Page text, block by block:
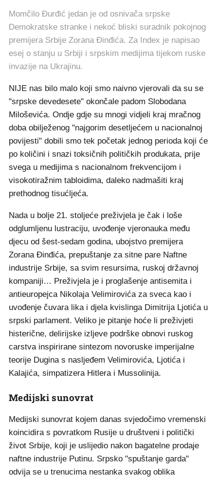
Momčilo Đurđić jedan je od osnivača srpske
Demokratske stranke i nekoć bliski suradnik pokojnog
premijera Srbije Zorana Đinđića. Za Index je napisao
esej o stanju u Srbiji i srpskim medijima tijekom ruske
invazije na Ukrajinu.
NIJE nas bilo malo koji smo naivno vjerovali da su se
"srpske devedesete" okončale padom Slobodana
Miloševića. Ondje gdje su mnogi vidjeli kraj mračnog
doba obilježenog "najgorim desetljećem u nacionalnoj
povijesti" dobili smo tek početak jednog perioda koji će
po količini i snazi toksičnih političkih produkata, prije
svega u medijima s nacionalnom frekvencijom i
visokotiražnim tabloidima, daleko nadmašiti kraj
prethodnog tisućljeća.
Nada u bolje 21. stoljeće preživjela je čak i loše
odglumljenu lustraciju, uvođenje vjeronauka među
djecu od šest-sedam godina, ubojstvo premijera
Zorana Đinđića, prepuštanje za sitne pare Naftne
industrije Srbije, sa svim resursima, ruskoj državnoj
kompaniji… Preživjela je i proglašenje antisemita i
antieuropejca Nikolaja Velimirovića za sveca kao i
uvođenje čuvara lika i djela kvislinga Dimitrija Ljotića u
srpski parlament. Veliko je pitanje hoće li preživjeti
histerične, delirijske izljeve podrške obnovi ruskog
carstva inspirirane sintezom novoruske imperijalne
teorije Dugina s nasljeđem Velimirovića, Ljotića i
Kalajića, simpatizera Hitlera i Mussolinija.
Medijski sunovrat
Medijski sunovrat kojem danas svjedočimo vremenski
koincidira s povratkom Rusije u društveni i politički
život Srbije, koji je uslijedio nakon bagatelne prodaje
naftne industrije Putinu. Srpsko "spuštanje garda"
odvija se u trenucima nestanka svakog oblika